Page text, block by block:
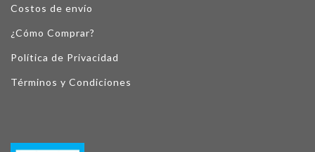
Costos de envío
¿Cómo Comprar?
Política de Privacidad
Términos y Condiciones